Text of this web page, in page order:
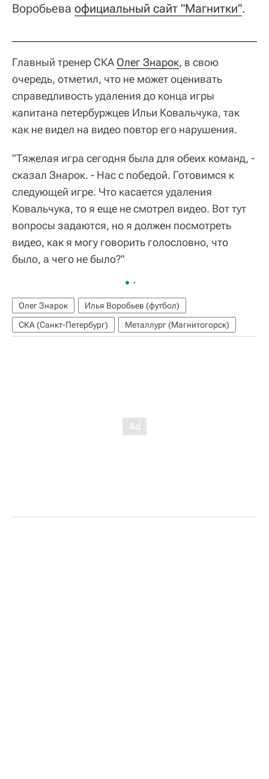
Воробьева официальный сайт "Магнитки".
Главный тренер СКА Олег Знарок, в свою
очередь, отметил, что не может оценивать
справедливость удаления до конца игры
капитана петербуржцев Ильи Ковальчука, так
как не видел на видео повтор его нарушения.
"Тяжелая игра сегодня была для обеих команд, -
сказал Знарок. - Нас с победой. Готовимся к
следующей игре. Что касается удаления
Ковальчука, то я еще не смотрел видео. Вот тут
вопросы задаются, но я должен посмотреть
видео, как я могу говорить голословно, что
было, а чего не было?"
Олег Знарок
Илья Воробьев (футбол)
СКА (Санкт-Петербург)
Металлург (Магнитогорск)